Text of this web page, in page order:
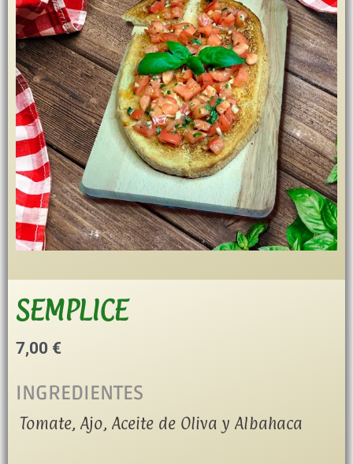
SEMPLICE
7,00 €
INGREDIENTES
Tomate, Ajo, Aceite de Oliva y Albahaca